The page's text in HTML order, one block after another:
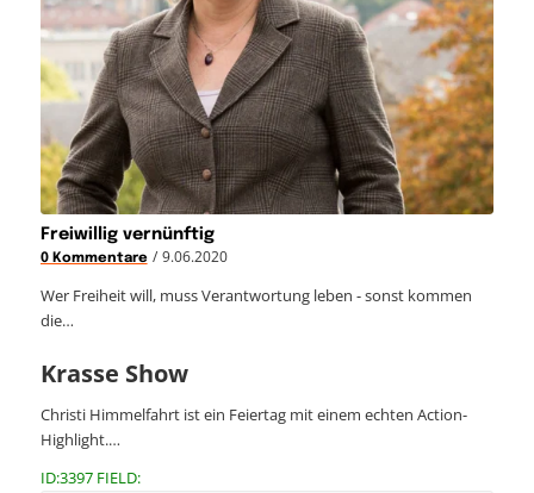
Freiwillig vernünftig
0 Kommentare / 9.06.2020
Wer Freiheit will, muss Verantwortung leben - sonst kommen
die…
Krasse Show
Christi Himmelfahrt ist ein Feiertag mit einem echten Action-
Highlight.…
ID:3397 FIELD: